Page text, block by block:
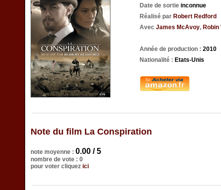
Date de sortie inconnue
Réalisé par Robert Redford
Avec James McAvoy, Robin
Année de production : 2010
Nationalité : Etats-Unis
Note du film La Conspiration
note moyenne : 0.00 / 5
nombre de vote : 0
pour voter cliquez ici